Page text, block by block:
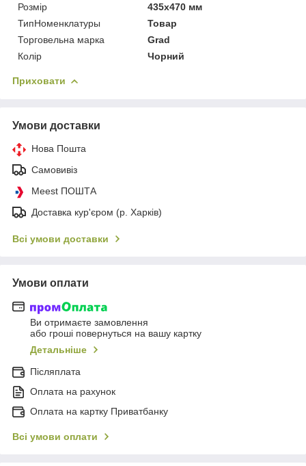
Розмір
435х470 мм
ТипНоменклатуры
Товар
Торговельна марка
Grad
Колір
Чорний
Приховати
Умови доставки
Нова Пошта
Самовивіз
Meest ПОШТА
Доставка кур'єром (р. Харків)
Всі умови доставки
Умови оплати
Ви отримаєте замовлення
або гроші повернуться на вашу картку
Детальніше
Післяплата
Оплата на рахунок
Оплата на картку Приватбанку
Всі умови оплати